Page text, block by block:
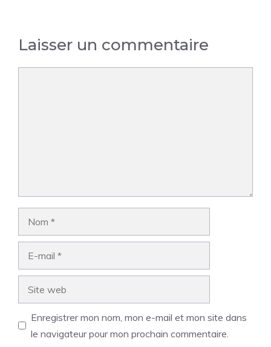
Laisser un commentaire
Enregistrer mon nom, mon e-mail et mon site dans
le navigateur pour mon prochain commentaire.